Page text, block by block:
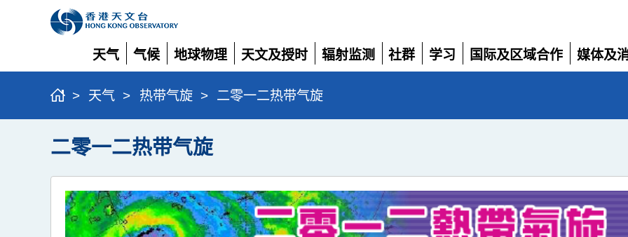
天气
展
开
气候
展
开
地球物理
展
开
天文及授时
展
开
辐射监测
展
开
社群
展
学习
展
国际及区域合作
展
媒体及
展
> 天气 > 热带气旋 > 二零一二热带气旋
二零一二热带气旋